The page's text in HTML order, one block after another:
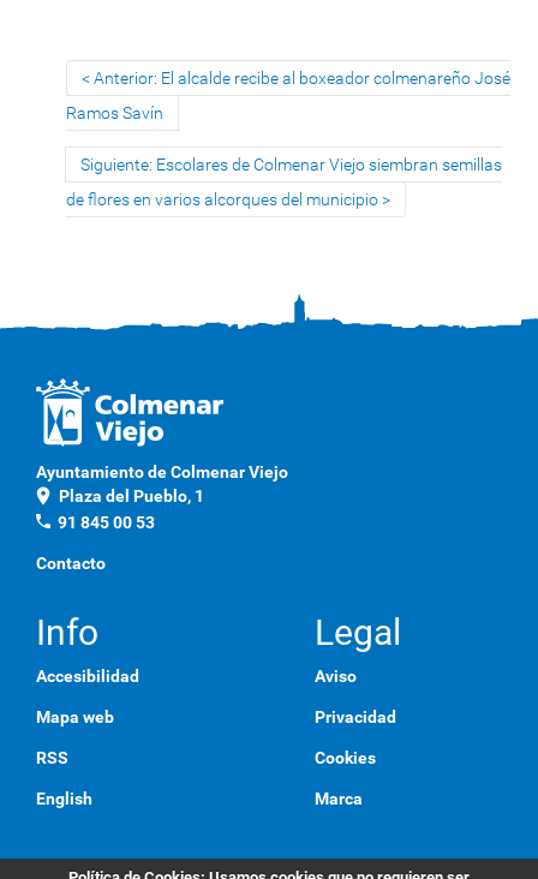
Anterior: El alcalde recibe al boxeador colmenareño José
Ramos Savín
Siguiente: Escolares de Colmenar Viejo siembran semillas
de flores en varios alcorques del municipio
Ayuntamiento de Colmenar Viejo
location_on Plaza del Pueblo, 1
phone 91 845 00 53
Contacto
Info
Accesibilidad
Mapa web
RSS
English
Legal
Aviso
Privacidad
Cookies
Marca